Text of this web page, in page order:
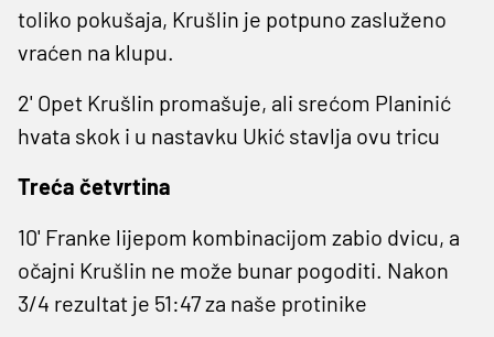
toliko pokušaja, Krušlin je potpuno zasluženo
vraćen na klupu.
2' Opet Krušlin promašuje, ali srećom Planinić
hvata skok i u nastavku Ukić stavlja ovu tricu
Treća četvrtina
10' Franke lijepom kombinacijom zabio dvicu, a
očajni Krušlin ne može bunar pogoditi. Nakon
3/4 rezultat je 51:47 za naše protinike